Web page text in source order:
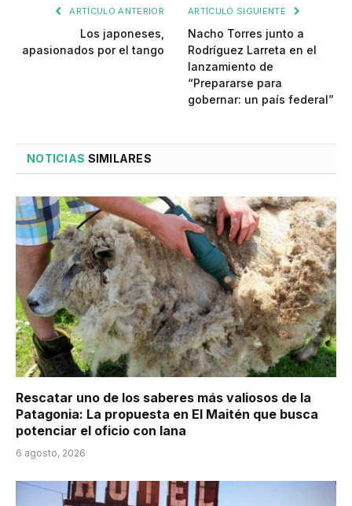
ARTÍCULO ANTERIOR
Los japoneses,
apasionados por el tango
ARTÍCULO SIGUIENTE
Nacho Torres junto a
Rodríguez Larreta en el
lanzamiento de
“Prepararse para
gobernar: un país federal”
NOTICIAS SIMILARES
Rescatar uno de los saberes más valiosos de la
Patagonia: La propuesta en El Maitén que busca
potenciar el oficio con lana
6 agosto, 2026